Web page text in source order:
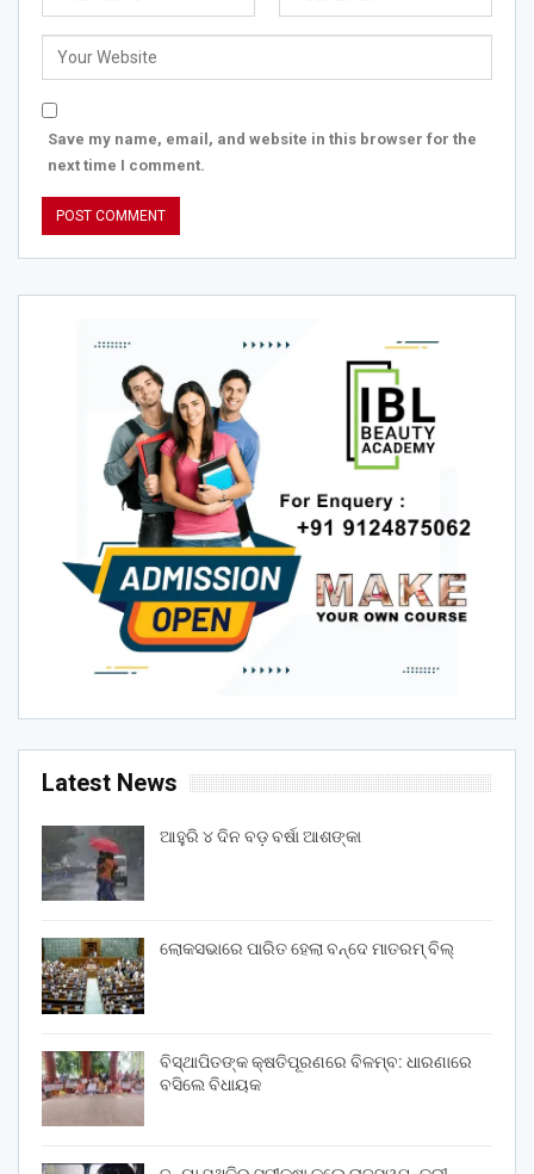
Save my name, email, and website in this browser for the
next time I comment.
Latest News
ଆହୁରି ୪ ଦିନ ବଡ଼ ବର୍ଷା ଆଶଙ୍କା
ଲୋକସଭାରେ ପାରିତ ହେଲା ବନ୍ଦେ ମାତରମ୍‌ ବିଲ୍‌
ବିସ୍ଥାପିତଙ୍କ କ୍ଷତିପୂରଣରେ ବିଳମ୍ବ: ଧାରଣାରେ
ବସିଲେ ବିଧାୟକ